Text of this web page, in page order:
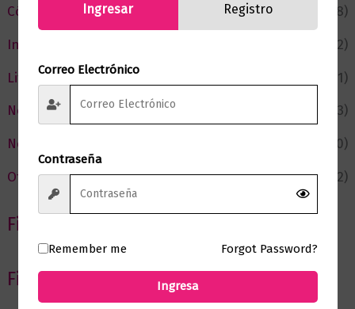
Cómic y Fantasía
(88)
Infantil y Juvenil
(212)
Literatura
(371)
Negocios
(43)
Novedades
(110)
Ofertas
(12)
Filtrar por Autor
Filtrar por editorial
Ingresar Registro
Correo Electrónico
Contraseña
Remember me Forgot Password?
Ingresa